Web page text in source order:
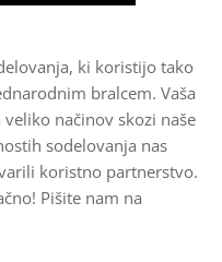
ki koristijo tako
bralcem. Vaša
načinov skozi naše
sodelovanja nas
koristno partnerstvo.
Pišite nam na